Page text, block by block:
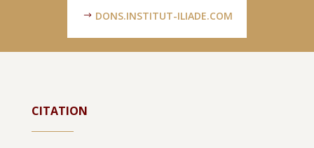
DONS.INSTITUT-ILIADE.COM
CITATION